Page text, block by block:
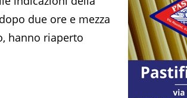
due ore e mezza
hanno riaperto